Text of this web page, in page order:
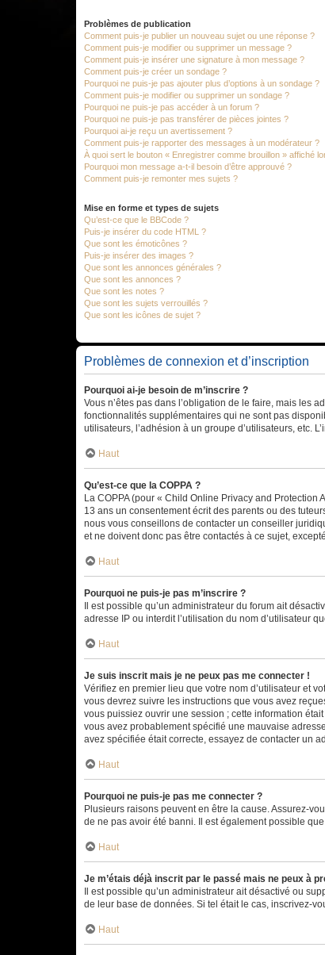
Problèmes de publication
Comment puis-je publier un nouveau sujet ou une réponse ?
Comment puis-je modifier ou supprimer un message ?
Comment puis-je insérer une signature à mon message ?
Comment puis-je créer un sondage ?
Pourquoi ne puis-je pas ajouter plus d’options à un sondage ?
Comment puis-je modifier ou supprimer un sondage ?
Pourquoi ne puis-je pas accéder à un forum ?
Pourquoi ne puis-je pas transférer de pièces jointes ?
Pourquoi ai-je reçu un avertissement ?
Comment puis-je rapporter des messages à un modérateur ?
À quoi sert le bouton « Enregistrer comme brouillon » affiché
Pourquoi mon message a-t-il besoin d’être approuvé ?
Comment puis-je remonter mes sujets ?
Mise en forme et types de sujets
Qu’est-ce que le BBCode ?
Puis-je insérer du code HTML ?
Que sont les émoticônes ?
Puis-je insérer des images ?
Que sont les annonces générales ?
Que sont les annonces ?
Que sont les notes ?
Que sont les sujets verrouillés ?
Que sont les icônes de sujet ?
Problèmes de connexion et d’inscription
Pourquoi ai-je besoin de m’inscrire ?
Vous n’êtes pas dans l’obligation de le faire, mais les
fonctionnalités supplémentaires qui ne sont pas
utilisateurs, l’adhésion à un groupe d’utilisateurs, etc.
Haut
Qu’est-ce que la COPPA ?
La COPPA (pour « Child Online Privacy and
13 ans un consentement écrit des parents ou des
nous vous conseillons de contacter un conseiller
et ne doivent donc pas être contactés à ce sujet,
Haut
Pourquoi ne puis-je pas m’inscrire ?
Il est possible qu’un administrateur du forum ait
adresse IP ou interdit l’utilisation du nom d’utilisateur
Haut
Je suis inscrit mais je ne peux pas me connecter !
Vérifiez en premier lieu que votre nom d’utilisateur et
vous devrez suivre les instructions que vous avez
vous puissiez ouvrir une session ; cette information
vous avez probablement spécifié une mauvaise
avez spécifiée était correcte, essayez de contacter un
Haut
Pourquoi ne puis-je pas me connecter ?
Plusieurs raisons peuvent en être la cause. Assurez-
de ne pas avoir été banni. Il est également possible
Haut
Je m’étais déjà inscrit par le passé mais ne peux à
Il est possible qu’un administrateur ait désactivé ou
de leur base de données. Si tel était le cas, inscrivez-
Haut